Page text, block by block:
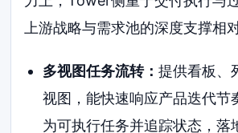
上游战略与需求池的深度支撑相
多视图任务流转： 提供看板、
视图，能快速响应产品迭代节
为可执行任务并追踪状态，落